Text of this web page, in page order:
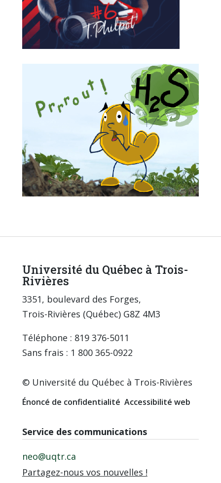
Université du Québec à Trois-
Rivières
3351, boulevard des Forges,
Trois-Rivières (Québec) G8Z 4M3
Téléphone : 819 376-5011
Sans frais : 1 800 365-0922
© Université du Québec à Trois-Rivières
Énoncé de confidentialité Accessibilité web
Service des communications
neo@uqtr.ca
Partagez-nous vos nouvelles !